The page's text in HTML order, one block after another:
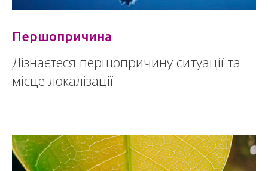
Першопричина
Дізнаєтеся першопричину ситуації та
місце локалізації